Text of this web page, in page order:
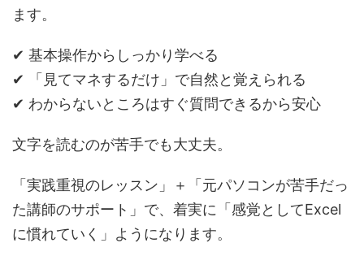
ます。
✔ 基本操作からしっかり学べる
✔ 「見てマネするだけ」で自然と覚えられる
✔ わからないところはすぐ質問できるから安心
文字を読むのが苦手でも大丈夫。
「実践重視のレッスン」＋「元パソコンが苦手だっ
た講師のサポート」で、着実に「感覚としてExcel
に慣れていく」ようになります。